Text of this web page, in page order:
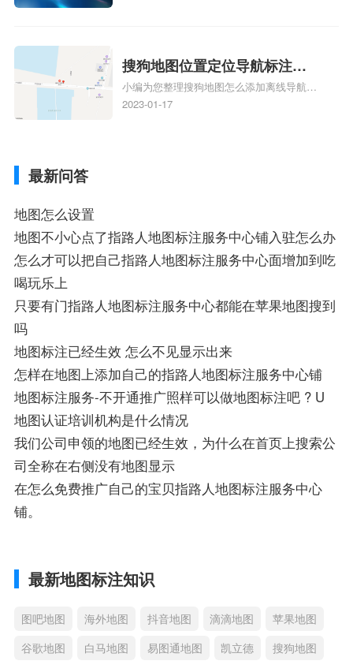
添加企业、地图如何添加企业相关地图标注
知识，详情可查看下方正文！
搜狗地图位置定位导航标注？
搜狗地图位置定位,导航,标注？
小编为您整理搜狗地图怎么添加离线导航搜
狗地图离线导航怎么用、搜狗地图导航卫星
2023-01-17
最新问答
地图怎么设置
地图不小心点了指路人地图标注服务中心铺入驻怎么办
怎么才可以把自己指路人地图标注服务中心面增加到吃
喝玩乐上
只要有门指路人地图标注服务中心都能在苹果地图搜到
吗
地图标注已经生效 怎么不见显示出来
怎样在地图上添加自己的指路人地图标注服务中心铺
地图标注服务-不开通推广照样可以做地图标注吧 ? U
地图认证培训机构是什么情况
我们公司申领的地图已经生效，为什么在首页上搜索公
司全称在右侧没有地图显示
在怎么免费推广自己的宝贝指路人地图标注服务中心
铺。
最新地图标注知识
图吧地图 海外地图 抖音地图 滴滴地图
苹果地图
谷歌地图
白马地图 易图通地图 凯立德 搜狗地图